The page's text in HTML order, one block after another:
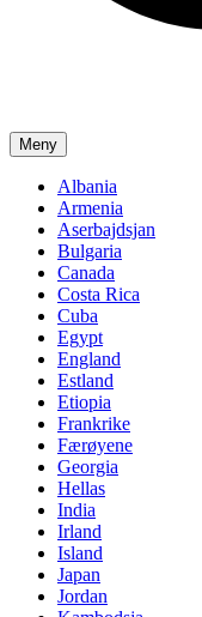
Meny
Albania
Armenia
Aserbajdsjan
Bulgaria
Canada
Costa Rica
Cuba
Egypt
England
Estland
Etiopia
Frankrike
Færøyene
Georgia
Hellas
India
Irland
Island
Japan
Jordan